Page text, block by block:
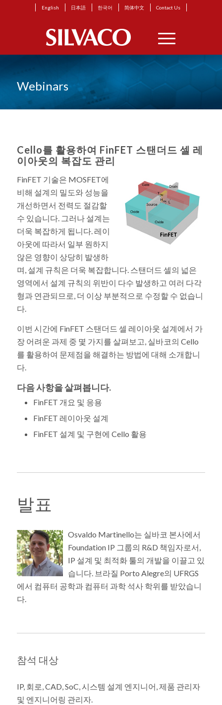
English 日本語 한국어 简体中文 Contact Us
Webinars
Cello를 활용하여 FinFET 스탠더드 셀 레
이아웃의 복잡도 관리
FinFET 기술은 MOSFET에
비해 설계의 밀도와 성능을
개선하면서 전력도 절감할
수 있습니다. 그러나 설계는
더욱 복잡하게 됩니다. 레이
아웃에 따라서 일부 원하지
않은 영향이 상당히 발생하
며, 설계 규칙은 더욱 복잡합니다. 스탠더드 셀의 넓은
영역에서 설계 규칙의 위반이 다수 발생하고 여러 다각
형과 연관되므로, 더 이상 부분적으로 수정할 수 없습니
다.
이번 시간에 FinFET 스탠더드 셀 레이아웃 설계에서 가
장 어려운 과제 중 몇 가지를 살펴보고, 실바코의 Cello
를 활용하여 문제점을 해결하는 방법에 대해 소개합니
다.
다음 사항을 살펴봅니다.
FinFET 개요 및 응용
FinFET 레이아웃 설계
FinFET 설계 및 구현에 Cello 활용
발표
Osvaldo Martinello는 실바코 본사에서
Foundation IP 그룹의 R&D 책임자로서,
IP 설계 및 최적화 툴의 개발을 이끌고 있
습니다. 브라질 Porto Alegre의 UFRGS
에서 컴퓨터 공학과 컴퓨터 과학 석사 학위를 받았습니
다.
참석 대상
IP, 회로, CAD, SoC, 시스템 설계 엔지니어, 제품 관리자
및 엔지니어링 관리자.